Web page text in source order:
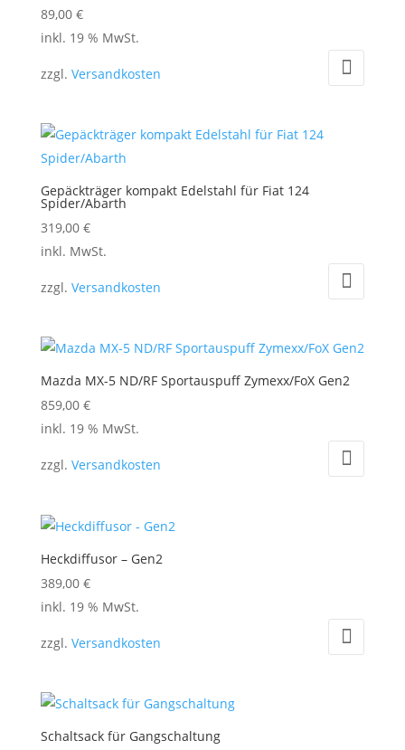
89,00 €
inkl. 19 % MwSt.
zzgl. Versandkosten
Gepäckträger kompakt Edelstahl für Fiat 124
Spider/Abarth
319,00 €
Dieses
weist
Varianten
Optionen
können
auf
gewählt
werden
inkl. MwSt.
zzgl. Versandkosten
Mazda MX-5 ND/RF Sportauspuff Zymexx/FoX Gen2
859,00 €
inkl. 19 % MwSt.
zzgl. Versandkosten
Heckdiffusor – Gen2
389,00 €
inkl. 19 % MwSt.
zzgl. Versandkosten
Schaltsack für Gangschaltung